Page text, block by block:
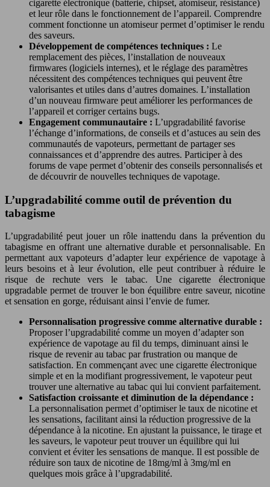
cigarette électronique (batterie, chipset, atomiseur, résistance)
et leur rôle dans le fonctionnement de l’appareil. Comprendre
comment fonctionne un atomiseur permet d’optimiser le rendu
des saveurs.
Développement de compétences techniques : Le
remplacement des pièces, l’installation de nouveaux
firmwares (logiciels internes), et le réglage des paramètres
nécessitent des compétences techniques qui peuvent être
valorisantes et utiles dans d’autres domaines. L’installation
d’un nouveau firmware peut améliorer les performances de
l’appareil et corriger certains bugs.
Engagement communautaire : L’upgradabilité favorise
l’échange d’informations, de conseils et d’astuces au sein des
communautés de vapoteurs, permettant de partager ses
connaissances et d’apprendre des autres. Participer à des
forums de vape permet d’obtenir des conseils personnalisés et
de découvrir de nouvelles techniques de vapotage.
L’upgradabilité comme outil de prévention du
tabagisme
L’upgradabilité peut jouer un rôle inattendu dans la prévention du
tabagisme en offrant une alternative durable et personnalisable. En
permettant aux vapoteurs d’adapter leur expérience de vapotage à
leurs besoins et à leur évolution, elle peut contribuer à réduire le
risque de rechute vers le tabac. Une cigarette électronique
upgradable permet de trouver le bon équilibre entre saveur, nicotine
et sensation en gorge, réduisant ainsi l’envie de fumer.
Personnalisation progressive comme alternative durable :
Proposer l’upgradabilité comme un moyen d’adapter son
expérience de vapotage au fil du temps, diminuant ainsi le
risque de revenir au tabac par frustration ou manque de
satisfaction. En commençant avec une cigarette électronique
simple et en la modifiant progressivement, le vapoteur peut
trouver une alternative au tabac qui lui convient parfaitement.
Satisfaction croissante et diminution de la dépendance :
La personnalisation permet d’optimiser le taux de nicotine et
les sensations, facilitant ainsi la réduction progressive de la
dépendance à la nicotine. En ajustant la puissance, le tirage et
les saveurs, le vapoteur peut trouver un équilibre qui lui
convient et éviter les sensations de manque. Il est possible de
réduire son taux de nicotine de 18mg/ml à 3mg/ml en
quelques mois grâce à l’upgradabilité.